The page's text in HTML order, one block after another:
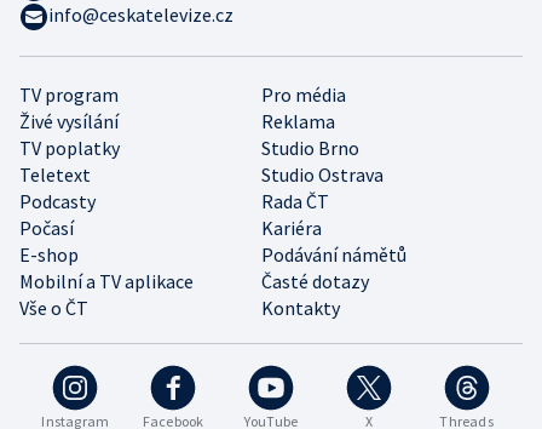
Instagram Facebook YouTube X Threads
TV program
Pro média
Živé vysílání
Reklama
TV poplatky
Studio Brno
Teletext
Studio Ostrava
Podcasty
Rada ČT
Počasí
Kariéra
E-shop
Podávání námětů
Mobilní a TV aplikace
Časté dotazy
Vše o ČT
Kontakty
info@ceskatelevize.cz